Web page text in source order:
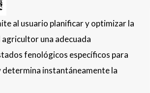
al usuario planificar y optimizar la
una adecuada
fenológicos específicos para
determina instantáneamente la